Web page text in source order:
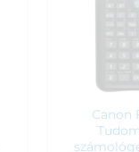
Canon